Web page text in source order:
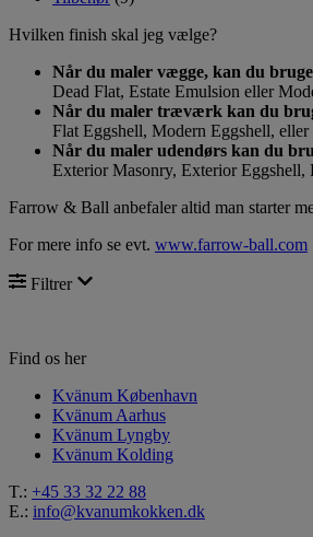
Hvilken finish skal jeg vælge?
Når du maler vægge, kan du
Dead Flat, Estate Emulsion eller
Når du maler træværk kan du
Flat Eggshell, Modern Eggshell,
Når du maler udendørs kan du
Exterior Masonry, Exterior Eggshell,
Farrow & Ball anbefaler altid man starter
For mere info se evt. www.farrow-ball.com
Filtrer
Find os her
Kvänum København
Kvänum Aarhus
Kvänum Lyngby
Kvänum Kolding
T.: +45 33 32 22 88
E.: info@kvanumkokken.dk